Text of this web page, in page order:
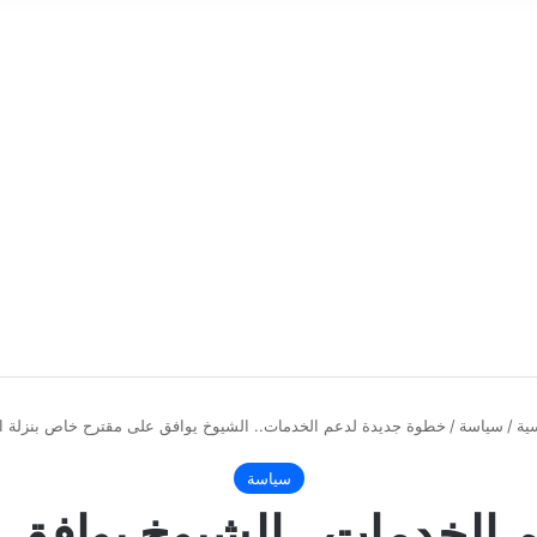
/ سياسة / خطوة جديدة لدعم الخدمات.. الشيوخ يوافق على مقترح خاص بنزلة
سياسة